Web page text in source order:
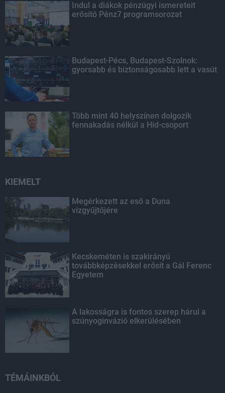
Indul a diákok pénzügyi ismereteit
erősítő Pénz7 programsorozat
Budapest-Pécs, Budapest-Szolnok:
gyorsabb és biztonságosabb lett a vasút
Több mint 40 helyszínen dolgozik
fennakadás nélkül a Híd-csoport
KIEMELT
Megérkezett az eső a Duna
vízgyűjtőjére
Kecskeméten is szakirányú
továbbképzésekkel erősít a Gál Ferenc
Egyetem
A lakosságra is fontos szerep hárul a
szúnyoginvázió elkerülésében
TÉMÁINKBÓL